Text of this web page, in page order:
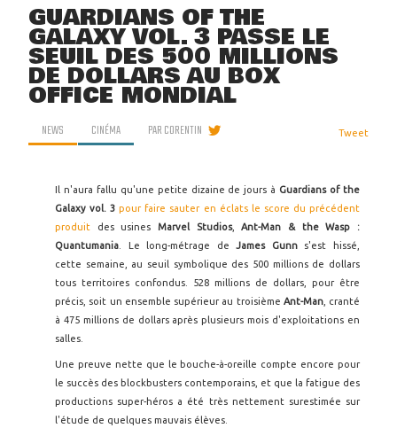
GUARDIANS OF THE
GALAXY VOL. 3 PASSE LE
SEUIL DES 500 MILLIONS
DE DOLLARS AU BOX
OFFICE MONDIAL
NEWS CINÉMA PARCORENTIN Tweet
Il n'aura fallu qu'une petite dizaine de jours à Guardians of the
Galaxy vol. 3 pour faire sauter en éclats le score du précédent
produit des usines Marvel Studios,Ant-Man & the Wasp :
Quantumania . Le long-métrage deJames Gunns'est hissé,
cette semaine, au seuil symbolique des 500 millions de dollars
tous territoires confondus. 528 millions de dollars, pour être
précis, soit un ensemble supérieur au troisième Ant-Man, cranté
à 475 millions de dollars après plusieurs mois d'exploitations en
salles.
Une preuve nette que le bouche-à-oreille compte encore pour
le succès des blockbusters contemporains, et que la fatigue des
productions super-héros a été très nettement surestimée sur
l'étude de quelques mauvais élèves.